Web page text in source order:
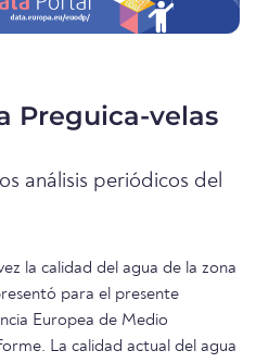
Preguica-velas
análisis periódicos del
la calidad del agua de la zona
para el presente
Europea de Medio
La calidad actual del agua